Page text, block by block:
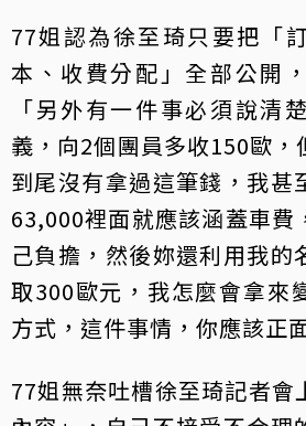
77姐認為徐至琦只要把「
本、收費分配」全部公開
「另外有一件事必須說清
義，向2個團員多收150歐，
到尾沒有拿過這筆錢，我甚
63,000裡面就應該涵蓋車費
己負擔，然後妳還利用我的
取300歐元，我怎麼會拿來
方式，這件事情，你應該正
77姐無奈吐槽徐至琦記者會